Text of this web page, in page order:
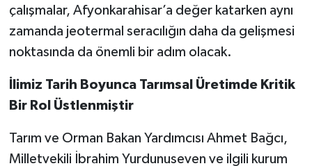
çalışmalar, Afyonkarahisar’a değer katarken aynı
zamanda jeotermal seracılığın daha da gelişmesi
noktasında da önemli bir adım olacak.
İlimiz Tarih Boyunca Tarımsal Üretimde Kritik
Bir Rol Üstlenmiştir
Tarım ve Orman Bakan Yardımcısı Ahmet Bağcı,
Milletvekili İbrahim Yurdunuseven ve ilgili kurum